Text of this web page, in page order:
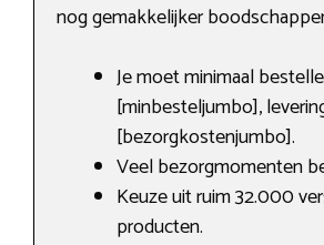
nog gemakkelijker
Je moet minimaal
[minbesteljumbo],
[bezorgkostenjumbo].
Veel bezorgmomenten
Keuze uit ruim 32.000
producten.